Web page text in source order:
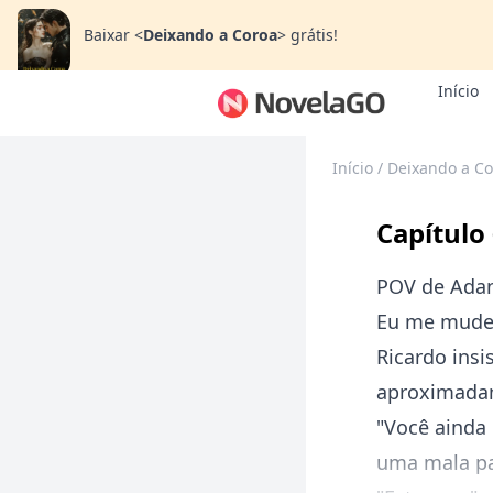
Baixar <Deixando a Coroa> grátis!
Início
Início / Deixando a
Capítulo
POV de
Eu me
Ricardo
"Você
uma mala